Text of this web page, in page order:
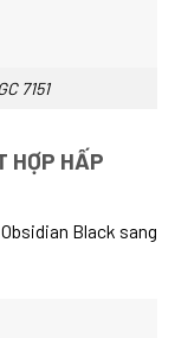
7151
HỢP HẤP
Black sang